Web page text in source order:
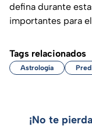
defina durante
importantes para
Tags relacionados
Astrología
¡No te